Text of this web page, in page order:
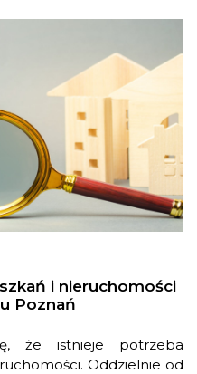
i nieruchomości
Poznań
że istnieje potrzeba
Oddzielnie od